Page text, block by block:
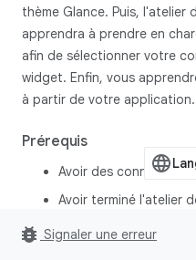
thème Glance. Puis, l'atelier
apprendra à prendre en
afin de sélectionner votre
widget. Enfin, vous
à partir de votre application.
Prérequis
Avoir des
Avoir terminé l'atelier
d'Android Studio et
bug_report Signaler une erreur